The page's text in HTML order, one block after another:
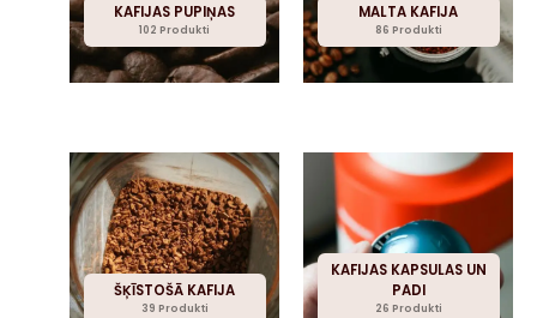
KAFIJAS PUPIŅAS
102 Produkti
MALTA KAFIJA
86 Produkti
ŠĶĪSTOŠĀ KAFIJA
39 Produkti
KAFIJAS KAPSULAS UN
PADI
26 Produkti